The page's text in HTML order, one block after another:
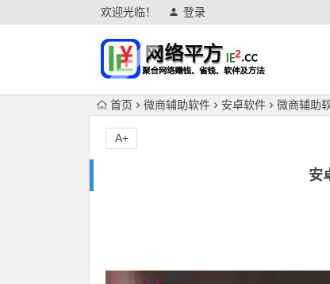
欢迎光临！ 登录
首页 微商辅助软件 安卓软件 微商辅助
安
A+